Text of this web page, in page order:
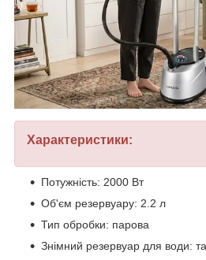
Характеристики:
Потужність: 2000 Вт
Об'єм резервуару: 2.2 л
Тип обробки: парова
Знімний резервуар для води: